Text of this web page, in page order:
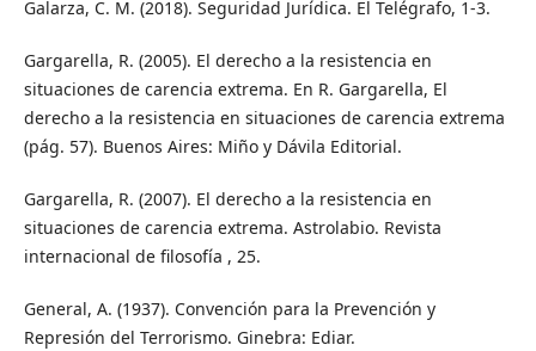
Galarza, C. M. (2018). Seguridad Jurídica. El Telégrafo, 1-3.
Gargarella, R. (2005). El derecho a la resistencia en
situaciones de carencia extrema. En R. Gargarella, El
derecho a la resistencia en situaciones de carencia extrema
(pág. 57). Buenos Aires: Miño y Dávila Editorial.
Gargarella, R. (2007). El derecho a la resistencia en
situaciones de carencia extrema. Astrolabio. Revista
internacional de filosofía , 25.
General, A. (1937). Convención para la Prevención y
Represión del Terrorismo. Ginebra: Ediar.